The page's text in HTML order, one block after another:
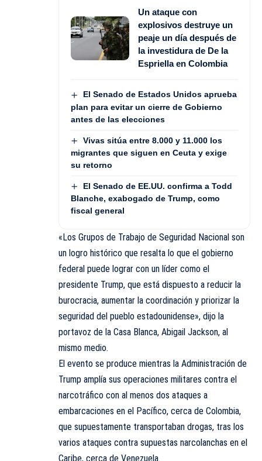
Un ataque con
explosivos destruye un
peaje un día después de
la investidura de De la
Espriella en Colombia
El Senado de Estados Unidos aprueba
plan para evitar un cierre de Gobierno
antes de las elecciones
Vivas sitúa entre 8.000 y 11.000 los
migrantes que siguen en Ceuta y exige
su retorno
El Senado de EE.UU. confirma a Todd
Blanche, exabogado de Trump, como
fiscal general
«Los Grupos de Trabajo de Seguridad Nacional son
un logro histórico que resalta lo que el gobierno
federal puede lograr con un líder como el
presidente Trump, que está dispuesto a reducir la
burocracia, aumentar la coordinación y priorizar la
seguridad del pueblo estadounidense», dijo la
portavoz de la Casa Blanca, Abigail Jackson, al
mismo medio.
El evento se produce mientras la Administración de
Trump amplía sus operaciones militares contra el
narcotráfico con al menos dos ataques a
embarcaciones en el Pacífico, cerca de Colombia,
que supuestamente transportaban drogas, tras los
varios ataques contra supuestas narcolanchas en el
Caribe, cerca de Venezuela.